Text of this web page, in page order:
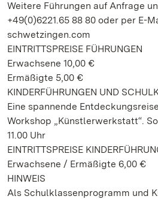
Weitere Führungen auf Anfrage
+49(0)6221.65 88 80 oder per E-
schwetzingen.com
EINTRITTSPREISE FÜHRUNGEN
Erwachsene 10,00 €
Ermäßigte 5,00 €
KINDERFÜHRUNGEN UND
Eine spannende
Workshop „Künstlerwerkstatt“.
11.00 Uhr
EINTRITTSPREISE
Erwachsene / Ermäßigte 6,00 €
HINWEIS
Als Schulklassenprogramm und